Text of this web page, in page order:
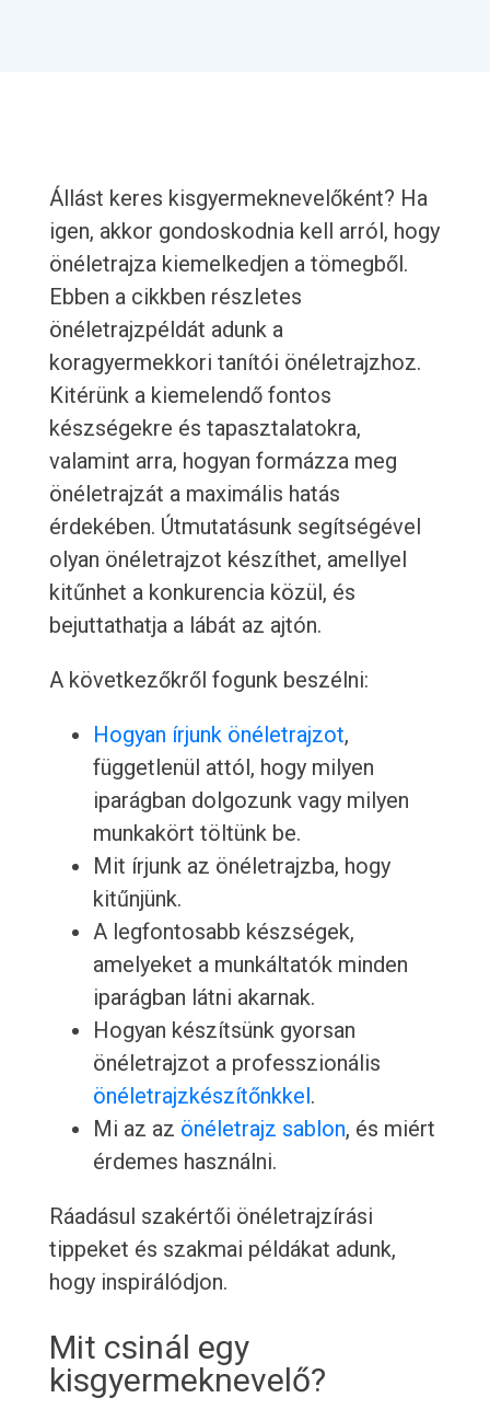
Állást keres kisgyermeknevelőként? Ha
igen, akkor gondoskodnia kell arról, hogy
önéletrajza kiemelkedjen a tömegből.
Ebben a cikkben részletes
önéletrajzpéldát adunk a
koragyermekkori tanítói önéletrajzhoz.
Kitérünk a kiemelendő fontos
készségekre és tapasztalatokra,
valamint arra, hogyan formázza meg
önéletrajzát a maximális hatás
érdekében. Útmutatásunk segítségével
olyan önéletrajzot készíthet, amellyel
kitűnhet a konkurencia közül, és
bejuttathatja a lábát az ajtón.
A következőkről fogunk beszélni:
Hogyan írjunk önéletrajzot,
függetlenül attól, hogy milyen
iparágban dolgozunk vagy milyen
munkakört töltünk be.
Mit írjunk az önéletrajzba, hogy
kitűnjünk.
A legfontosabb készségek,
amelyeket a munkáltatók minden
iparágban látni akarnak.
Hogyan készítsünk gyorsan
önéletrajzot a professzionális
önéletrajzkészítőnkkel.
Mi az az önéletrajz sablon, és miért
érdemes használni.
Ráadásul szakértői önéletrajzírási
tippeket és szakmai példákat adunk,
hogy inspirálódjon.
Mit csinál egy
kisgyermeknevelő?